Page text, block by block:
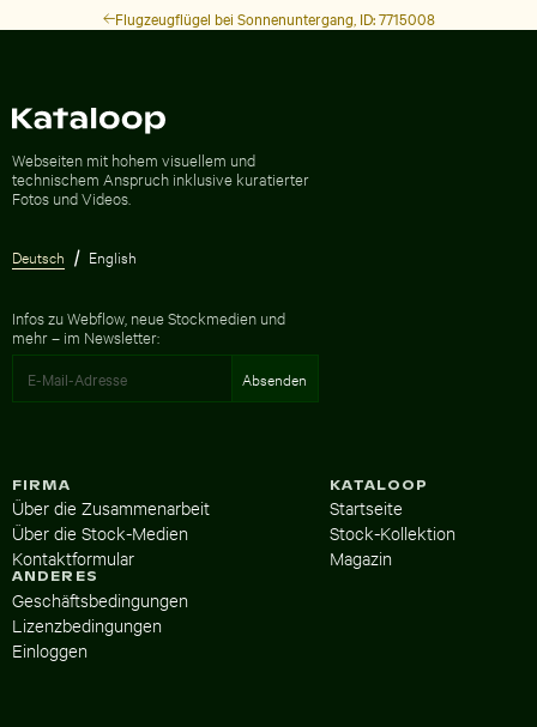
Flugzeugflügel bei Sonnenuntergang, ID: 7715008
Webseiten mit hohem visuellem und
technischem Anspruch inklusive kuratierter
Fotos und Videos.
Deutsch English
Infos zu Webflow, neue Stockmedien und
mehr – im Newsletter:
KATALOOP
Startseite
Stock-Kollektion
Magazin
FIRMA
Über die Zusammenarbeit
Über die Stock-Medien
Kontaktformular
ANDERES
Geschäftsbedingungen
Lizenzbedingungen
Einloggen